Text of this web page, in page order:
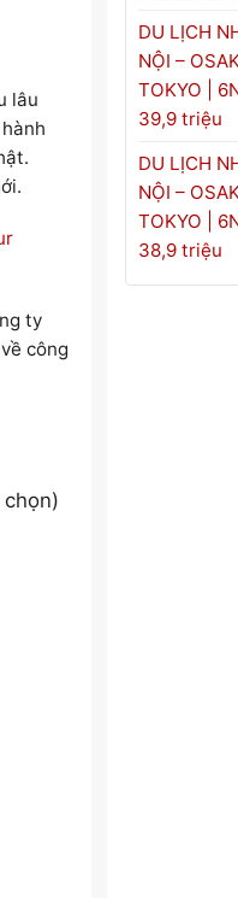
lâu
ty
công
DU LỊCH
NỘI –
TOKYO |
39,9 triệu
DU LỊCH
NỘI –
TOKYO |
38,9 triệu